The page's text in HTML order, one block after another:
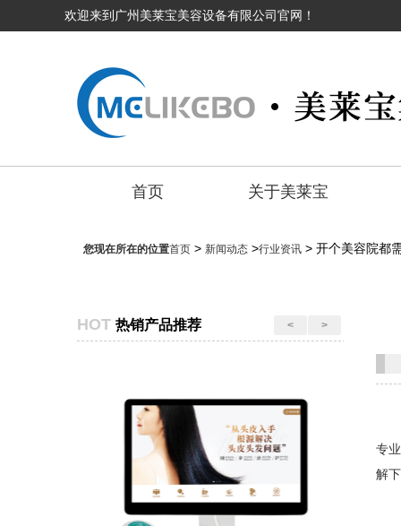
欢迎来到广州美莱宝美容设备有限公司官网！
首页 关于美莱宝
您现在所在的位置首页> 新闻动态>行业资讯> 开个美容院都
HOT 热销产品推荐 < >
在
专
解下